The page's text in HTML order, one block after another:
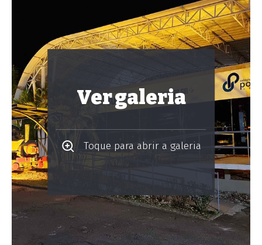
Ver galeria
Toque para abrir a galeria